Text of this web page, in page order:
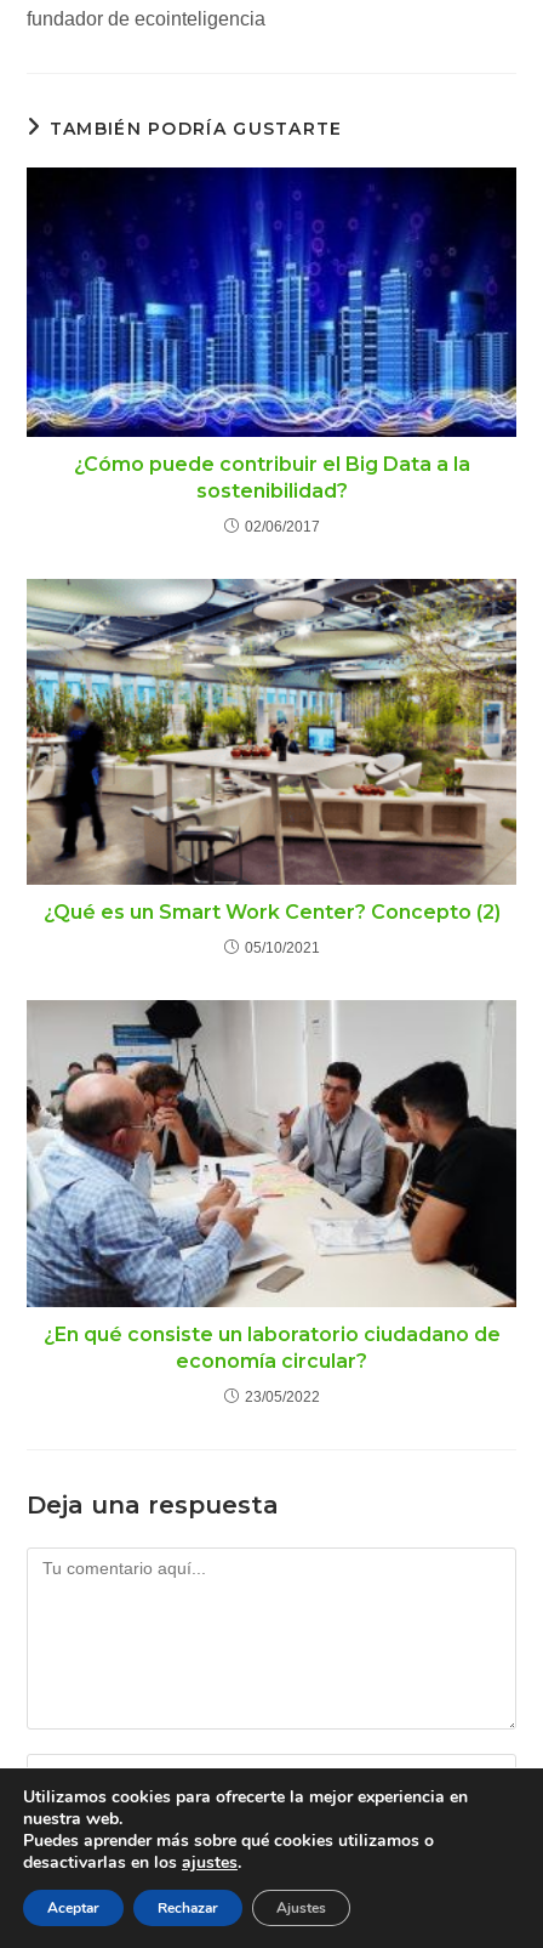
fundador de ecointeligencia
TAMBIÉN PODRÍA GUSTARTE
¿Cómo puede contribuir el Big Data a la
sostenibilidad?
02/06/2017
¿Qué es un Smart Work Center? Concepto (2)
05/10/2021
¿En qué consiste un laboratorio ciudadano de
economía circular?
23/05/2022
Deja una respuesta
Comentario
Introduce
tu
nombre
o
nombre
de
Introduce
tu
dirección
de
Introduce
Utilizamos cookies para ofrecerte la mejor experiencia en
nuestra web.
Puedes aprender más sobre qué cookies utilizamos o
desactivarlas en los ajustes.
Aceptar Rechazar Ajustes